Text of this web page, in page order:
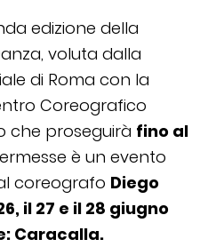
edizione della
voluta dalla
di Roma con la
Coreografico
che proseguirà fino al
è un evento
coreografo Diego
il 27 e il 28 giugno
Caracalla.